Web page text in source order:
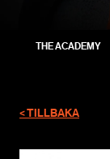
THE ACADEMY
< TILLBAKA